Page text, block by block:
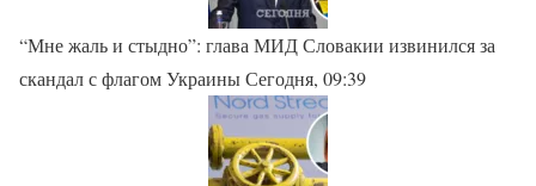
“Мне жаль и стыдно”: глава МИД Словакии извинился за
скандал с флагом Украины Сегодня, 09:39